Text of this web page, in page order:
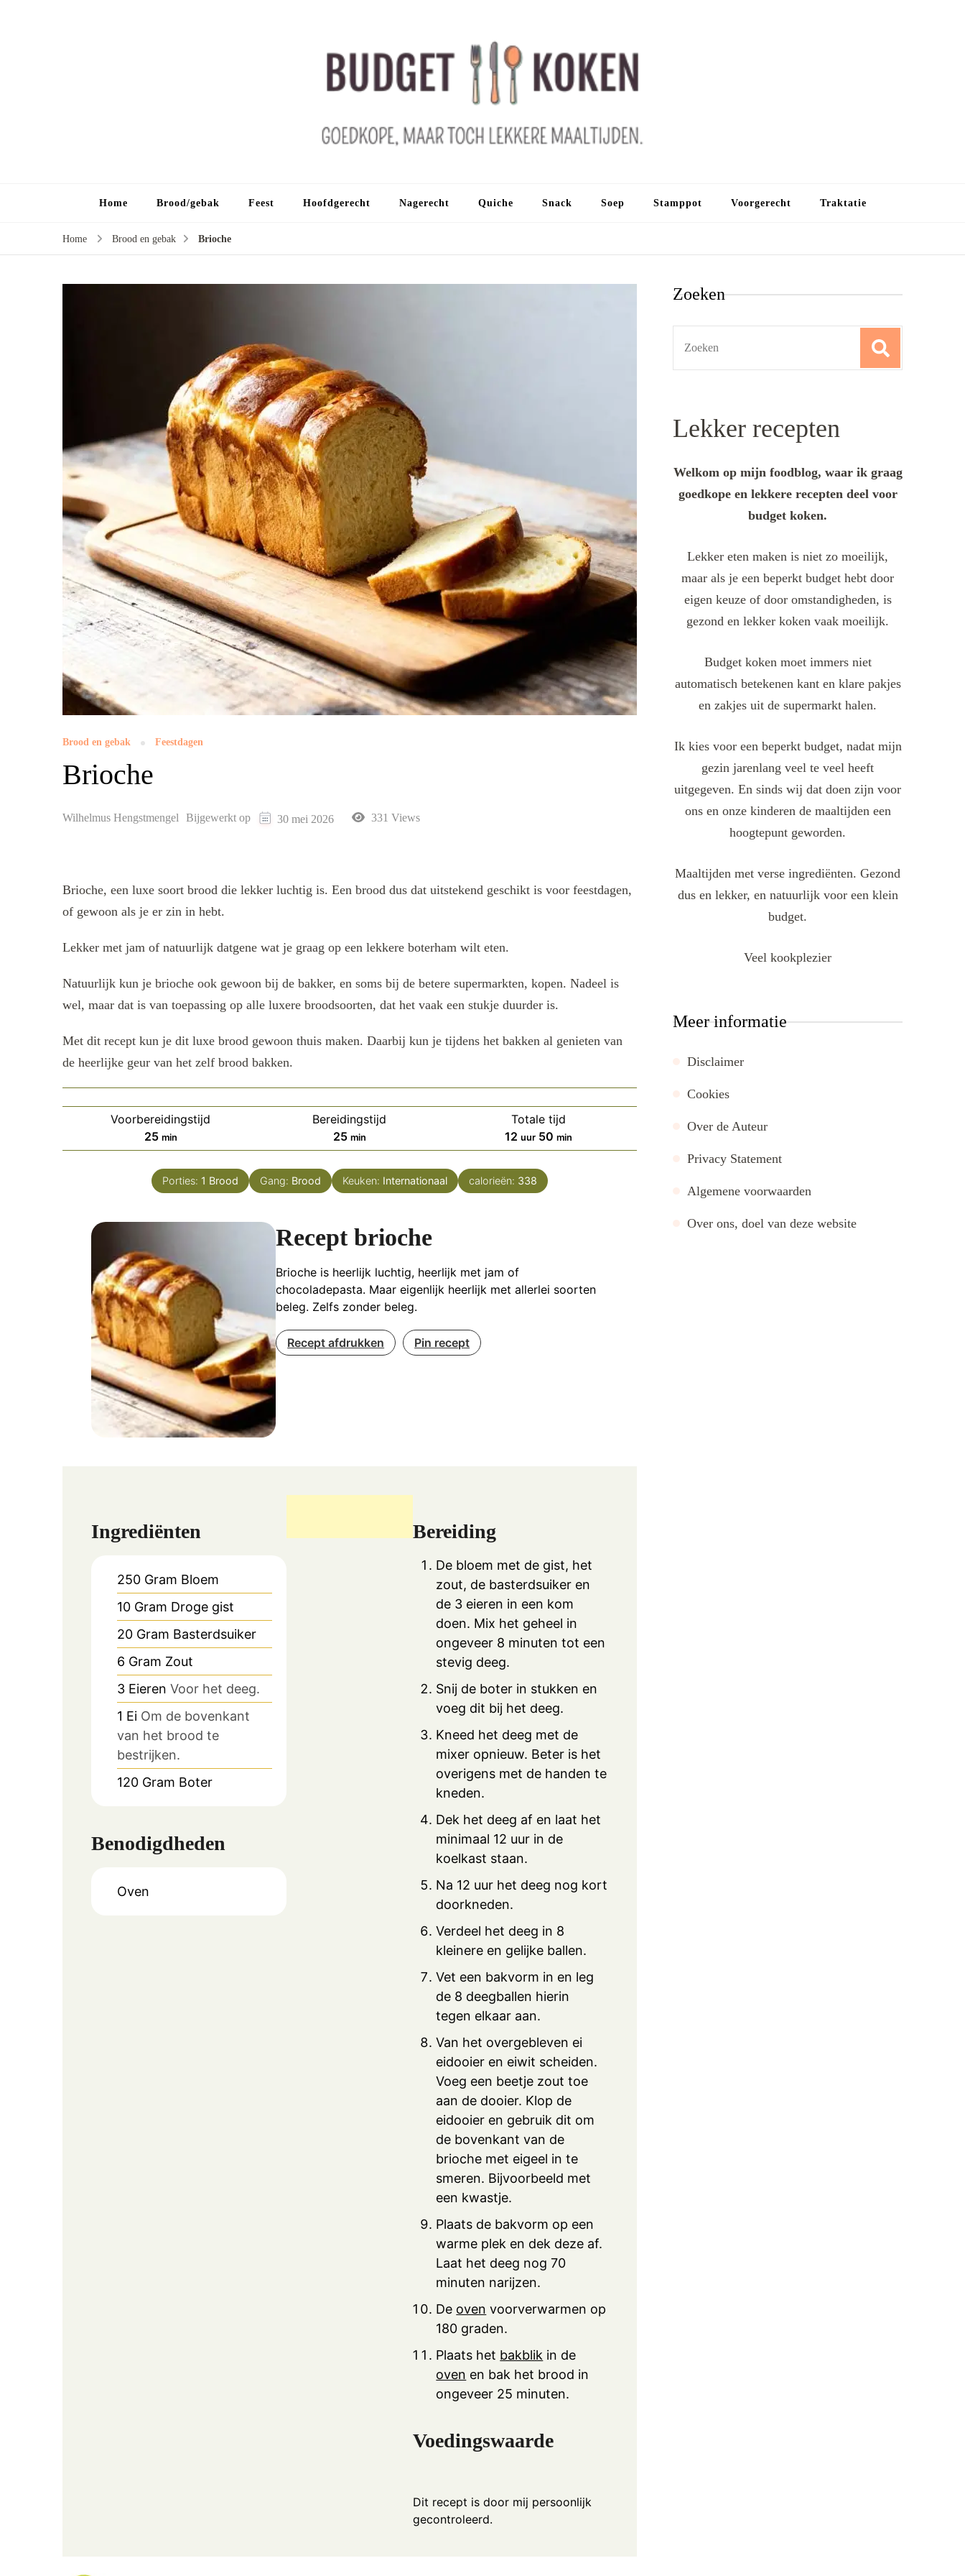
Home Brood/gebak Feest Hoofdgerecht Nagerecht Quiche Snack Soep Stamppot Voorgerecht Traktatie
Home Brood en gebak Brioche
Brood en gebak Feestdagen
Brioche
Wilhelmus Hengstmengel Bijgewerkt op 30 mei 2026 331 Views
Brioche, een luxe soort brood die lekker luchtig is. Een brood dus dat uitstekend geschikt is voor feestdagen,
of gewoon als je er zin in hebt.
Lekker met jam of natuurlijk datgene wat je graag op een lekkere boterham wilt eten.
Natuurlijk kun je brioche ook gewoon bij de bakker, en soms bij de betere supermarkten, kopen. Nadeel is
wel, maar dat is van toepassing op alle luxere broodsoorten, dat het vaak een stukje duurder is.
Met dit recept kun je dit luxe brood gewoon thuis maken. Daarbij kun je tijdens het bakken al genieten van
de heerlijke geur van het zelf brood bakken.
Voorbereidingstijd
25minuten
min
Bereidingstijd
25minuten
min
Totale tijd
12 uur
uur 50 minuten
min
Porties: 1 Brood Gang: Brood Keuken: Internationaal calorieën: 338
Recept brioche
Brioche is heerlijk luchtig, heerlijk met jam of
chocoladepasta. Maar eigenlijk heerlijk met allerlei soorten
beleg. Zelfs zonder beleg.
Recept afdrukken Pin recept
Ingrediënten
250 Gram Bloem
10 Gram Droge gist
20 Gram Basterdsuiker
6 Gram Zout
3 Eieren Voor het deeg.
1 Ei Om de bovenkant
van het brood te
bestrijken.
120 Gram Boter
Benodigdheden
Oven
Bereiding
De bloem met de gist, het
zout, de basterdsuiker en
de 3 eieren in een kom
doen. Mix het geheel in
ongeveer 8 minuten tot een
stevig deeg.
Snij de boter in stukken en
voeg dit bij het deeg.
Kneed het deeg met de
mixer opnieuw. Beter is het
overigens met de handen te
kneden.
Dek het deeg af en laat het
minimaal 12 uur in de
koelkast staan.
Na 12 uur het deeg nog kort
doorkneden.
Verdeel het deeg in 8
kleinere en gelijke ballen.
Vet een bakvorm in en leg
de 8 deegballen hierin
tegen elkaar aan.
Van het overgebleven ei
eidooier en eiwit scheiden.
Voeg een beetje zout toe
aan de dooier. Klop de
eidooier en gebruik dit om
de bovenkant van de
brioche met eigeel in te
smeren. Bijvoorbeeld met
een kwastje.
Plaats de bakvorm op een
warme plek en dek deze af.
Laat het deeg nog 70
minuten narijzen.
De oven voorverwarmen op
180 graden.
Plaats het bakblik in de
oven en bak het brood in
ongeveer 25 minuten.
Voedingswaarde
Dit recept is door mij persoonlijk
gecontroleerd.
Zoeken
Lekker recepten
Welkom op mijn foodblog, waar ik graag
goedkope en lekkere recepten deel voor
budget koken.
Lekker eten maken is niet zo moeilijk,
maar als je een beperkt budget hebt door
eigen keuze of door omstandigheden, is
gezond en lekker koken vaak moeilijk.
Budget koken moet immers niet
automatisch betekenen kant en klare pakjes
en zakjes uit de supermarkt halen.
Ik kies voor een beperkt budget, nadat mijn
gezin jarenlang veel te veel heeft
uitgegeven. En sinds wij dat doen zijn voor
ons en onze kinderen de maaltijden een
hoogtepunt geworden.
Maaltijden met verse ingrediënten. Gezond
dus en lekker, en natuurlijk voor een klein
budget.
Veel kookplezier
Meer informatie
Disclaimer
Cookies
Over de Auteur
Privacy Statement
Algemene voorwaarden
Over ons, doel van deze website